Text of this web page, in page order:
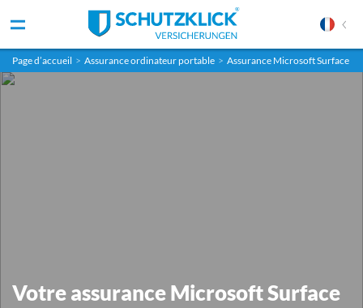
Page d’accueil > Assurance ordinateur portable > Assurance Microsoft Surface
Votre assurance Microsoft Surface